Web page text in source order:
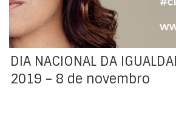
DIA NACIONAL DA
2019 – 8 de novembro